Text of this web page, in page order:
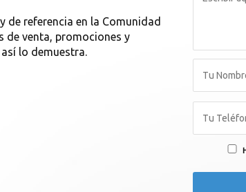
de referencia en la Comunidad
de venta, promociones y
lo demuestra.